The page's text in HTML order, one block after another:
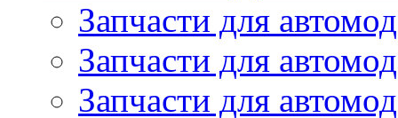
Запчасти для
Запчасти для
Запчасти для